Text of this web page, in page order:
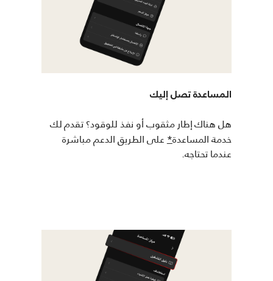
المساعدة تصل إليك
هل هناك إطار مثقوب أو نفذ للوقود؟ تقدم لك
خدمة المساعدة*على الطريق الدعم مباشرة
عندما تحتاجه.